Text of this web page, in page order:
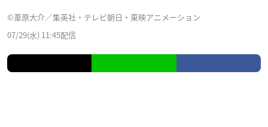
©葦原大介／集英社・テレビ朝日・東映アニメーション
07/29(水) 11:45配信